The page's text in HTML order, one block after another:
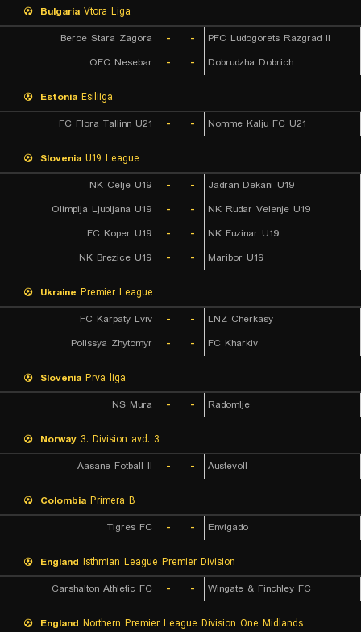
Bulgaria Vtora Liga
Beroe Stara Zagora
- -
PFC Ludogorets Razgrad II
OFC Nesebar
- - Dobrudzha Dobrich
Estonia Esiliiga
FC Flora Tallinn U21
- - Nomme Kalju FC U21
Slovenia U19 League
NK Celje U19
- -
Jadran Dekani U19
Olimpija Ljubljana U19
- -
NK Rudar Velenje U19
FC Koper U19
- -
NK Fuzinar U19
NK Brezice U19
- - Maribor U19
Ukraine Premier League
FC Karpaty Lviv
- -
LNZ Cherkasy
Polissya Zhytomyr
- - FC Kharkiv
Slovenia Prva liga
NS Mura
- - Radomlje
Norway 3. Division avd. 3
Aasane Fotball II
- - Austevoll
Colombia Primera B
Tigres FC
- - Envigado
England Isthmian League Premier Division
Carshalton Athletic FC
- - Wingate & Finchley FC
England Northern Premier League Division One Midlands